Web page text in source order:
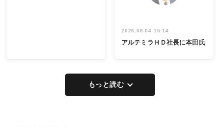
2026.08.04 15:14
アルテミラＨＤ社長に本田氏
もっと読む